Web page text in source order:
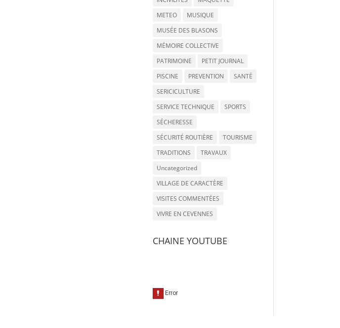
METEO
MUSIQUE
MUSÉE DES BLASONS
MÉMOIRE COLLECTIVE
PATRIMOINE
PETIT JOURNAL
PISCINE
PREVENTION
SANTÉ
SERICICULTURE
SERVICE TECHNIQUE
SPORTS
SÉCHERESSE
SÉCURITÉ ROUTIÈRE
TOURISME
TRADITIONS
TRAVAUX
Uncategorized
VILLAGE DE CARACTÈRE
VISITES COMMENTÉES
VIVRE EN CEVENNES
CHAINE YOUTUBE